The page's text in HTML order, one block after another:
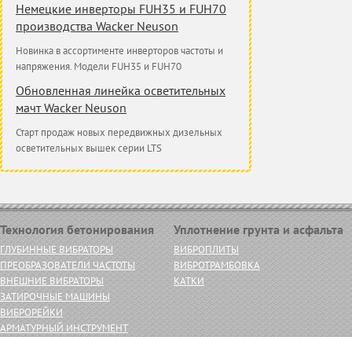
Немецкие инверторы FUH35 и FUH70
производства Wacker Neuson
Новинка в ассортименте инверторов частоты и
напряжения. Модели FUH35 и FUH70
Обновленная линейка осветительных
мачт Wacker Neuson
Старт продаж новых передвижных дизельных
осветительных вышек серии LTS
Технология бетонирования
ГЛУБИННЫЕ ВИБРАТОРЫ
ПРЕОБРАЗОВАТЕЛИ ЧАСТОТЫ
ВНЕШНИЕ ВИБРАТОРЫ
ЗАТИРОЧНЫЕ МАШИНЫ
ВИБРОРЕЙКИ
АРМАТУРНЫЙ ИНСТРУМЕНТ
Уплотнение грунта и асфальта
ВИБРОПЛИТЫ
ВИБРОТРАМБОВКА
КАТКИ